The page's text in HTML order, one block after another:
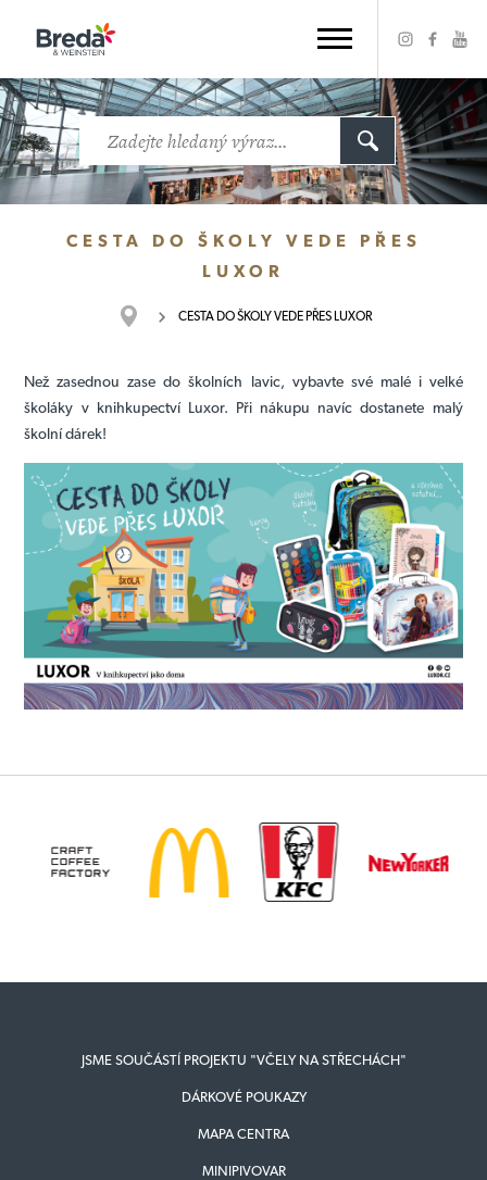
CESTA DO ŠKOLY VEDE PŘES
LUXOR
CESTA DO ŠKOLY VEDE PŘES LUXOR
Než zasednou zase do školních lavic, vybavte své malé i velké
školáky v knihkupectví Luxor. Při nákupu navíc dostanete malý
školní dárek!
JSME SOUČÁSTÍ PROJEKTU "VČELY NA STŘECHÁCH"
DÁRKOVÉ POUKAZY
MAPA CENTRA
MINIPIVOVAR